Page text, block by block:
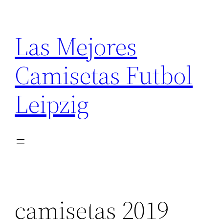
contenido
Las Mejores
Camisetas Futbol
Leipzig
camisetas 2019